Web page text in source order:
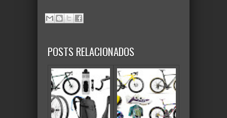
POSTS RELACIONADOS